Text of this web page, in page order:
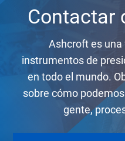
Contactar
Ashcroft es
instrumentos de
en todo el mundo.
sobre cómo
gente,